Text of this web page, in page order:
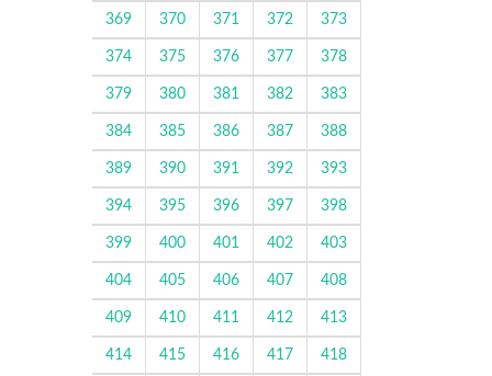
369 370 371 372 373
374 375 376 377 378
379 380 381 382 383
384 385 386 387 388
389 390 391 392 393
394 395 396 397 398
399 400 401 402 403
404 405 406 407 408
409 410 411 412 413
414 415 416 417 418